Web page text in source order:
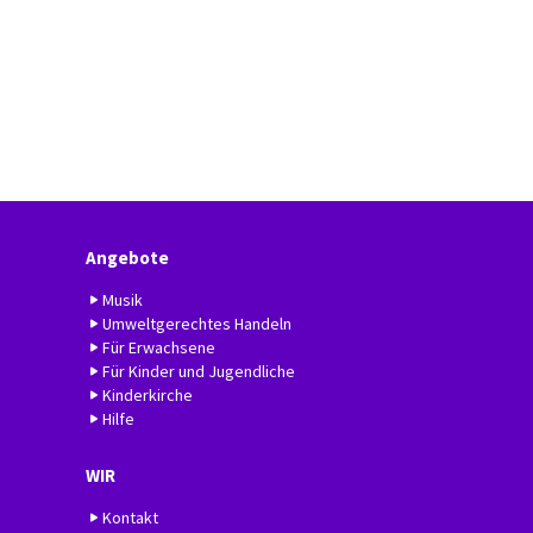
Angebote
Musik
Umweltgerechtes Handeln
Für Erwachsene
Für Kinder und Jugendliche
Kinderkirche
Hilfe
WIR
Kontakt